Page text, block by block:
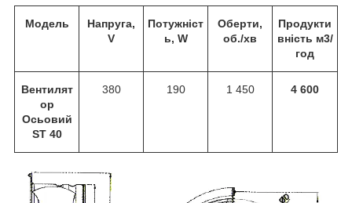
Модель
Напруга,
V
Потужніст
ь, W
Оберти,
об./хв
Продукти
вність м3/
год
Вентилят
ор
Осьовий
ST 40
380 190 1 450 4 600